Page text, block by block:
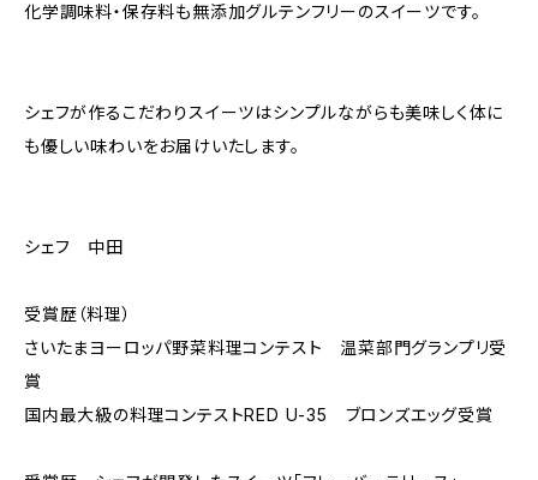
化学調味料・保存料も無添加グルテンフリーのスイーツです。
シェフが作るこだわりスイーツはシンプルながらも美味しく体に
も優しい味わいをお届けいたします。
シェフ 中田
受賞歴（料理）
さいたまヨーロッパ野菜料理コンテスト 温菜部門グランプリ受
賞
国内最大級の料理コンテストRED U-35 ブロンズエッグ受賞